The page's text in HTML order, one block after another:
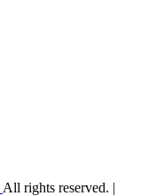
All rights reserved. |